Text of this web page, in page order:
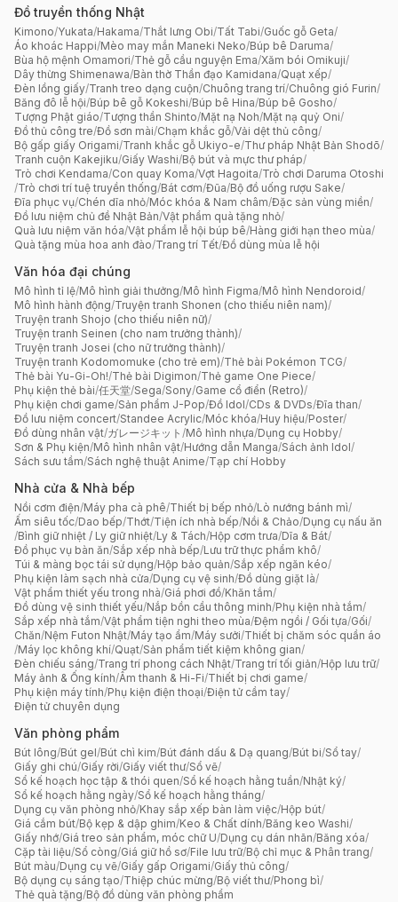
Đồ truyền thống Nhật
Kimono/Yukata/Hakama/Thắt lưng Obi/Tất Tabi/Guốc gỗ Geta/
Áo khoác Happi/Mèo may mắn Maneki Neko/Búp bê Daruma/
Bùa hộ mệnh Omamori/Thẻ gỗ cầu nguyện Ema/Xăm bói Omikuji/
Dây thừng Shimenawa/Bàn thờ Thần đạo Kamidana/Quạt xếp/
Đèn lồng giấy/Tranh treo dạng cuộn/Chuông trang trí/Chuông gió Furin/
Băng đô lễ hội/Búp bê gỗ Kokeshi/Búp bê Hina/Búp bê Gosho/
Tượng Phật giáo/Tượng thần Shinto/Mặt nạ Noh/Mặt nạ quỷ Oni/
Đồ thủ công tre/Đồ sơn mài/Chạm khắc gỗ/Vải dệt thủ công/
Bộ gấp giấy Origami/Tranh khắc gỗ Ukiyo-e/Thư pháp Nhật Bản Shodō/
Tranh cuộn Kakejiku/Giấy Washi/Bộ bút và mực thư pháp/
Trò chơi Kendama/Con quay Koma/Vợt Hagoita/Trò chơi Daruma Otoshi
/Trò chơi trí tuệ truyền thống/Bát cơm/Đũa/Bộ đồ uống rượu Sake/
Đĩa phục vụ/Chén dĩa nhỏ/Móc khóa & Nam châm/Đặc sản vùng miền/
Đồ lưu niệm chủ đề Nhật Bản/Vật phẩm quà tặng nhỏ/
Quà lưu niệm văn hóa/Vật phẩm lễ hội búp bê/Hàng giới hạn theo mùa/
Quà tặng mùa hoa anh đào/Trang trí Tết/Đồ dùng mùa lễ hội
Văn hóa đại chúng
Mô hình tỉ lệ/Mô hình giải thưởng/Mô hình Figma/Mô hình Nendoroid/
Mô hình hành động/Truyện tranh Shonen (cho thiếu niên nam)/
Truyện tranh Shojo (cho thiếu niên nữ)/
Truyện tranh Seinen (cho nam trưởng thành)/
Truyện tranh Josei (cho nữ trưởng thành)/
Truyện tranh Kodomomuke (cho trẻ em)/Thẻ bài Pokémon TCG/
Thẻ bài Yu-Gi-Oh!/Thẻ bài Digimon/Thẻ game One Piece/
Phụ kiện thẻ bài/任天堂/Sega/Sony/Game cổ điển (Retro)/
Phụ kiện chơi game/Sản phẩm J-Pop/Đồ Idol/CDs & DVDs/Đĩa than/
Đồ lưu niệm concert/Standee Acrylic/Móc khóa/Huy hiệu/Poster/
Đồ dùng nhân vật/ガレージキット /Mô hình nhựa/Dụng cụ Hobby/
Sơn & Phụ kiện/Mô hình nhân vật/Hướng dẫn Manga/Sách ảnh Idol/
Sách sưu tầm/Sách nghệ thuật Anime/Tạp chí Hobby
Nhà cửa & Nhà bếp
Nồi cơm điện/Máy pha cà phê/Thiết bị bếp nhỏ/Lò nướng bánh mì/
Ấm siêu tốc/Dao bếp/Thớt/Tiện ích nhà bếp/Nồi & Chảo/Dụng cụ nấu ăn
/Bình giữ nhiệt / Ly giữ nhiệt/Ly & Tách/Hộp cơm trưa/Dĩa & Bát/
Đồ phục vụ bàn ăn/Sắp xếp nhà bếp/Lưu trữ thực phẩm khô/
Túi & màng bọc tái sử dụng/Hộp bảo quản/Sắp xếp ngăn kéo/
Phụ kiện làm sạch nhà cửa/Dụng cụ vệ sinh/Đồ dùng giặt là/
Vật phẩm thiết yếu trong nhà/Giá phơi đồ/Khăn tắm/
Đồ dùng vệ sinh thiết yếu/Nắp bồn cầu thông minh/Phụ kiện nhà tắm/
Sắp xếp nhà tắm/Vật phẩm tiện nghi theo mùa/Đệm ngồi / Gối tựa/Gối/
Chăn/Nệm Futon Nhật/Máy tạo ẩm/Máy sưởi/Thiết bị chăm sóc quần áo
/Máy lọc không khí/Quạt/Sản phẩm tiết kiệm không gian/
Đèn chiếu sáng/Trang trí phong cách Nhật/Trang trí tối giản/Hộp lưu trữ/
Máy ảnh & Ống kính/Âm thanh & Hi-Fi/Thiết bị chơi game/
Phụ kiện máy tính/Phụ kiện điện thoại/Điện tử cầm tay/
Điện tử chuyên dụng
Văn phòng phẩm
Bút lông/Bút gel/Bút chì kim/Bút đánh dấu & Dạ quang/Bút bi/Sổ tay/
Giấy ghi chú/Giấy rời/Giấy viết thư/Sổ vẽ/
Sổ kế hoạch học tập & thói quen/Sổ kế hoạch hằng tuần/Nhật ký/
Sổ kế hoạch hằng ngày/Sổ kế hoạch hằng tháng/
Dụng cụ văn phòng nhỏ/Khay sắp xếp bàn làm việc/Hộp bút/
Giá cắm bút/Bộ kẹp & dập ghim/Keo & Chất dính/Băng keo Washi/
Giấy nhớ/Giá treo sản phẩm, móc chữ U/Dụng cụ dán nhãn/Băng xóa/
Cặp tài liệu/Sổ còng/Giá giữ hồ sơ/File lưu trữ/Bộ chỉ mục & Phân trang/
Bút màu/Dụng cụ vẽ/Giấy gấp Origami/Giấy thủ công/
Bộ dụng cụ sáng tạo/Thiệp chúc mừng/Bộ viết thư/Phong bì/
Thẻ quà tặng/Bộ đồ dùng văn phòng phẩm